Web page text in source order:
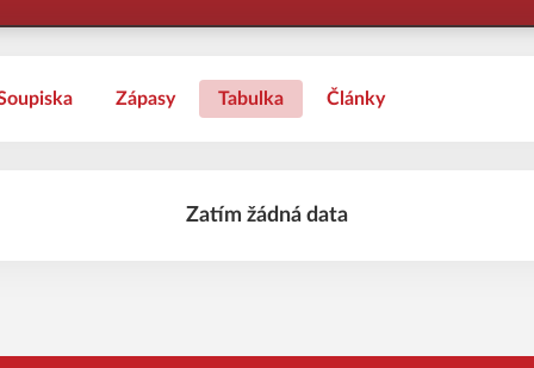
Zápasy Tabulka Články
Zatím žádná data